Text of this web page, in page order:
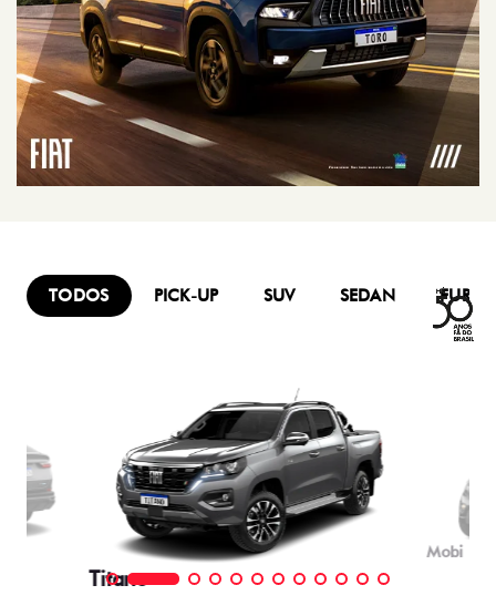
TODOS PICK-UP SUV SEDAN
Titano
Mobi